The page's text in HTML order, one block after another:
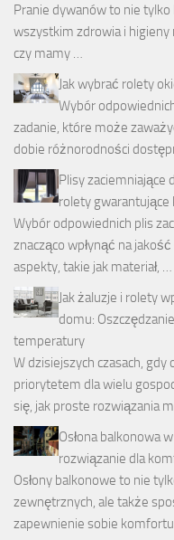
Pranie dywanów to nie
wszystkim zdrowia i higieny
czy mamy …
Jak wybrać rolety
Wybór
zadanie, które może
dobie różnorodności
Plisy zaciemniające
rolety
Wybór odpowiednich plis
znacząco wpłynąć na
aspekty, takie jak materiał, …
Jak żaluzje i rolety
domu:
temperatury
W dzisiejszych czasach,
priorytetem dla wielu
się, jak proste rozwiązania
Osłona balkonowa
rozwiązanie dla
Osłony balkonowe to nie
zewnętrznych, ale także
zapewnienie sobie